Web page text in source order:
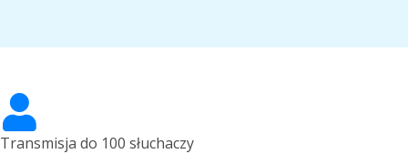
Transmisja do 100 słuchaczy